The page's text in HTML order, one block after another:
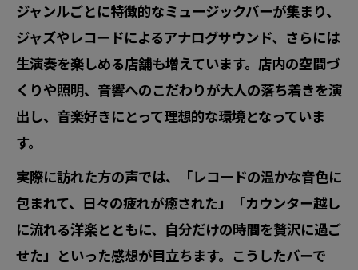
ミュージックバー東京が生む静かな空間
バー音楽で感じる上質な静けさの秘密
東京のバーで体験する静寂と音楽の調和
ミュージックバーで味わう贅沢な静けさ
バー東京で大人が求める静かな時間とは
東京のレコードバーで音楽を楽しむ極意
ミュージックバー東京でレコードを満喫
バーでアナログ音源を味わう楽しみ方
ジャンルごとに特徴的なミュージックバーが集まり、
ジャズやレコードによるアナログサウンド、さらには
生演奏を楽しめる店舗も増えています。店内の空間づ
くりや照明、音響へのこだわりが大人の落ち着きを演
出し、音楽好きにとって理想的な環境となっていま
す。
実際に訪れた方の声では、「レコードの温かな音色に
包まれて、日々の疲れが癒された」「カウンター越し
に流れる洋楽とともに、自分だけの時間を贅沢に過ご
せた」といった感想が目立ちます。こうしたバーで